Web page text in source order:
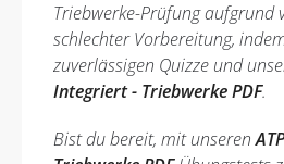
Triebwerke-Prüfung aufgrund
schlechter Vorbereitung,
zuverlässigen Quizze und
Integriert - Triebwerke PDF.
Bist du bereit, mit unseren